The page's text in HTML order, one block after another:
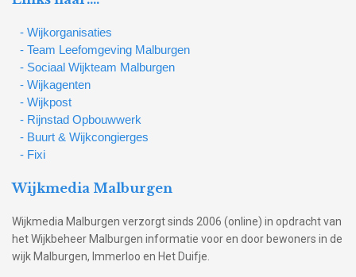
- Wijkorganisaties
- Team Leefomgeving Malburgen
- Sociaal Wijkteam Malburgen
- Wijkagenten
- Wijkpost
- Rijnstad Opbouwwerk
- Buurt & Wijkcongierges
- Fixi
Wijkmedia Malburgen
Wijkmedia Malburgen verzorgt sinds 2006 (online) in opdracht van
het Wijkbeheer Malburgen informatie voor en door bewoners in de
wijk Malburgen, Immerloo en Het Duifje.